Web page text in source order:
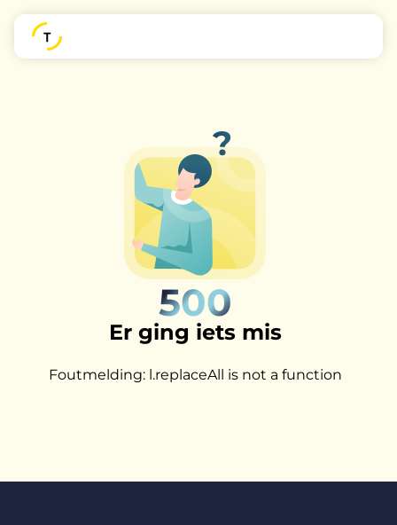
500
Er ging iets mis
Foutmelding: l.replaceAll is not a function